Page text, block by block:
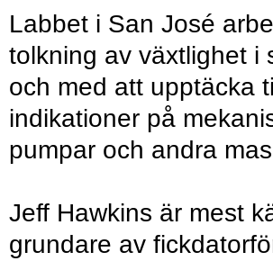
Labbet i San José
tolkning av växtlighet i
och med att upptäcka
indikationer på
pumpar och andra
Jeff Hawkins är mest
grundare av